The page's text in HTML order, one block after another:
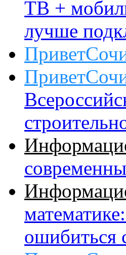
ТВ +
лучше
ошибиться